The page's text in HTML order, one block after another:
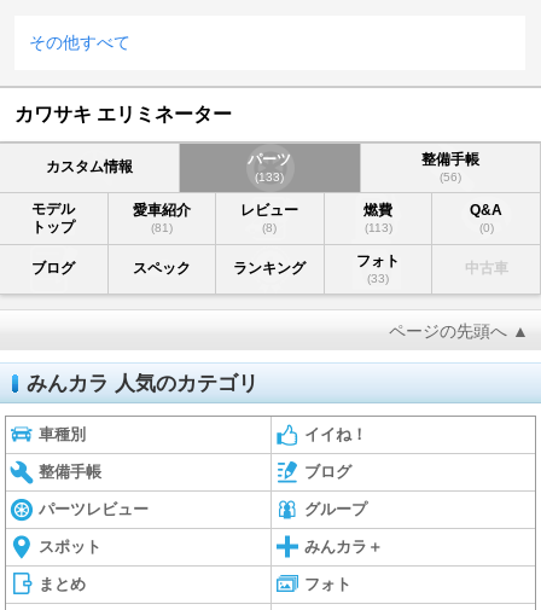
その他すべて
カワサキ エリミネーター
カスタム情報 パーツ
(133)
整備手帳
(56)
モデル
トップ
愛車紹介
(81)
レビュー
(8)
燃費
(113)
Q&A
(0)
ブログ スペック ランキング フォト
(33)
中古車
ページの先頭へ ▲
みんカラ 人気のカテゴリ
車種別 イイね！
整備手帳 ブログ
パーツレビュー グループ
スポット みんカラ＋
まとめ フォト